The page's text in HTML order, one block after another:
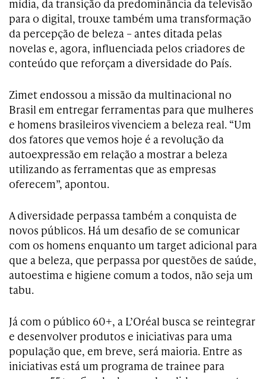
mídia, da transição da predominância da televisão
para o digital, trouxe também uma transformação
da percepção de beleza – antes ditada pelas
novelas e, agora, influenciada pelos criadores de
conteúdo que reforçam a diversidade do País.
Zimet endossou a missão da multinacional no
Brasil em entregar ferramentas para que mulheres
e homens brasileiros vivenciem a beleza real. “Um
dos fatores que vemos hoje é a revolução da
autoexpressão em relação a mostrar a beleza
utilizando as ferramentas que as empresas
oferecem”, apontou.
A diversidade perpassa também a conquista de
novos públicos. Há um desafio de se comunicar
com os homens enquanto um target adicional para
que a beleza, que perpassa por questões de saúde,
autoestima e higiene comum a todos, não seja um
tabu.
Já com o público 60+, a L’Oréal busca se reintegrar
e desenvolver produtos e iniciativas para uma
população que, em breve, será maioria. Entre as
iniciativas está um programa de trainee para